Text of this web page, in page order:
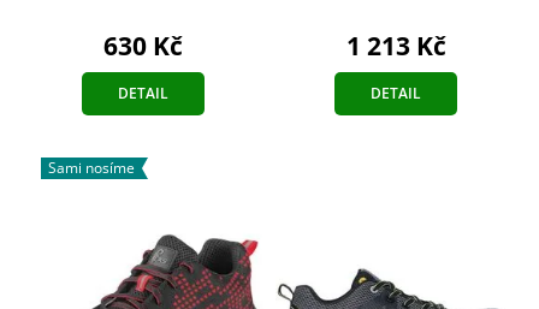
630 Kč
DETAIL
1 213 Kč
DETAIL
Sami nosíme